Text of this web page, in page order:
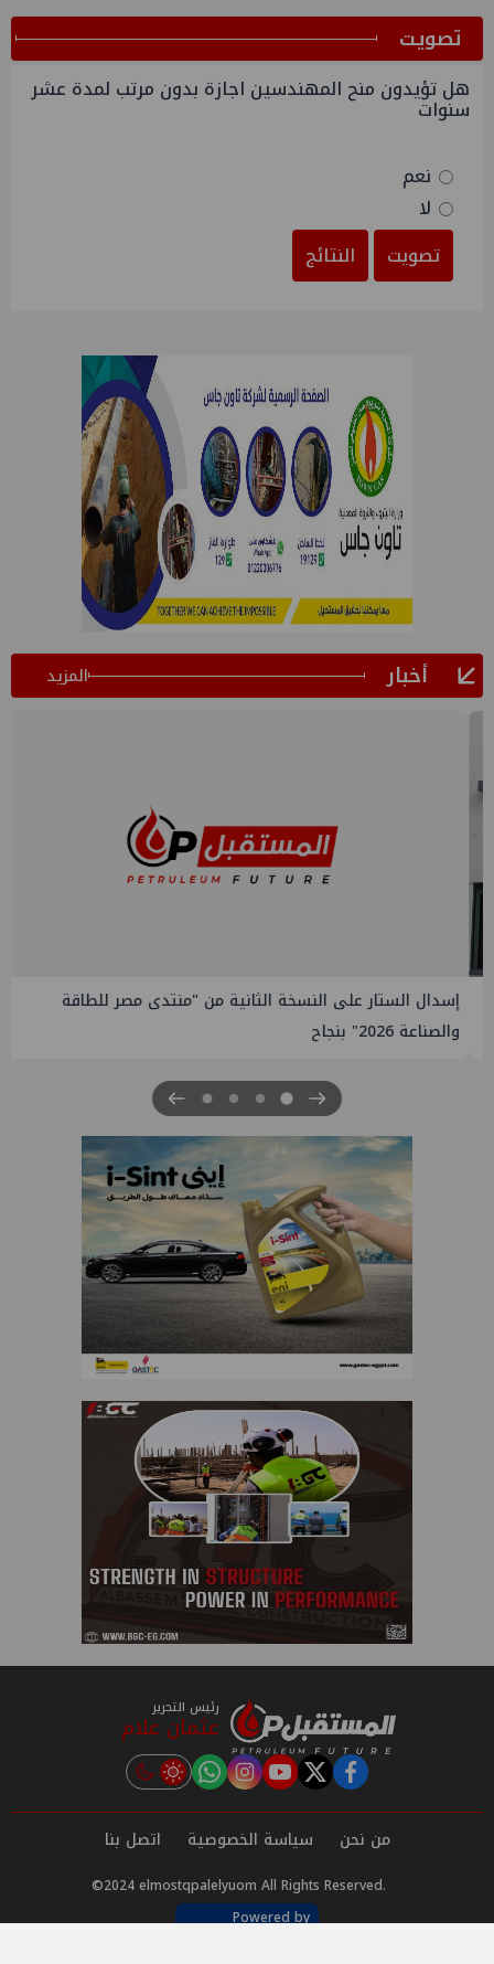
ﺗﺼﻮﻳﺖ
هل تؤيدون منح المهندسين اجازة بدون مرتب لمدة عشر
سنوات
نعم
لا
تصويت
النتائج
أخبار المزيد
إسدال الستار على النسخة الثانية من "منتدى مصر للطاقة
والصناعة 2026" بنجاح
رئيس التحرير
عثمان علام
facebook
twitter
youtube
instagram
tiktok
من نحن سياسة الخصوصية اتصل بنا
©2024 elmostqpalelyuom All Rights Reserved.
Powered by